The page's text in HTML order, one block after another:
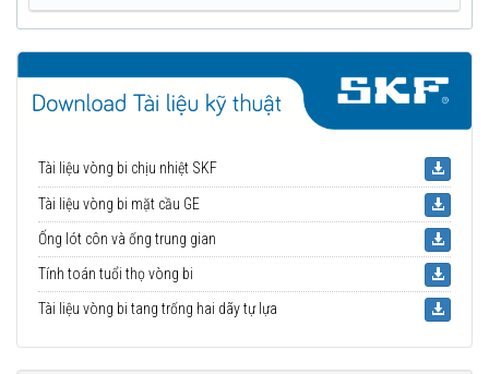
Tài liệu vòng bi chịu nhiệt SKF
Tài liệu vòng bi mặt cầu GE
Ống lót côn và ống trung gian
Tính toán tuổi thọ vòng bi
Tài liệu vòng bi tang trống hai dãy tự lựa